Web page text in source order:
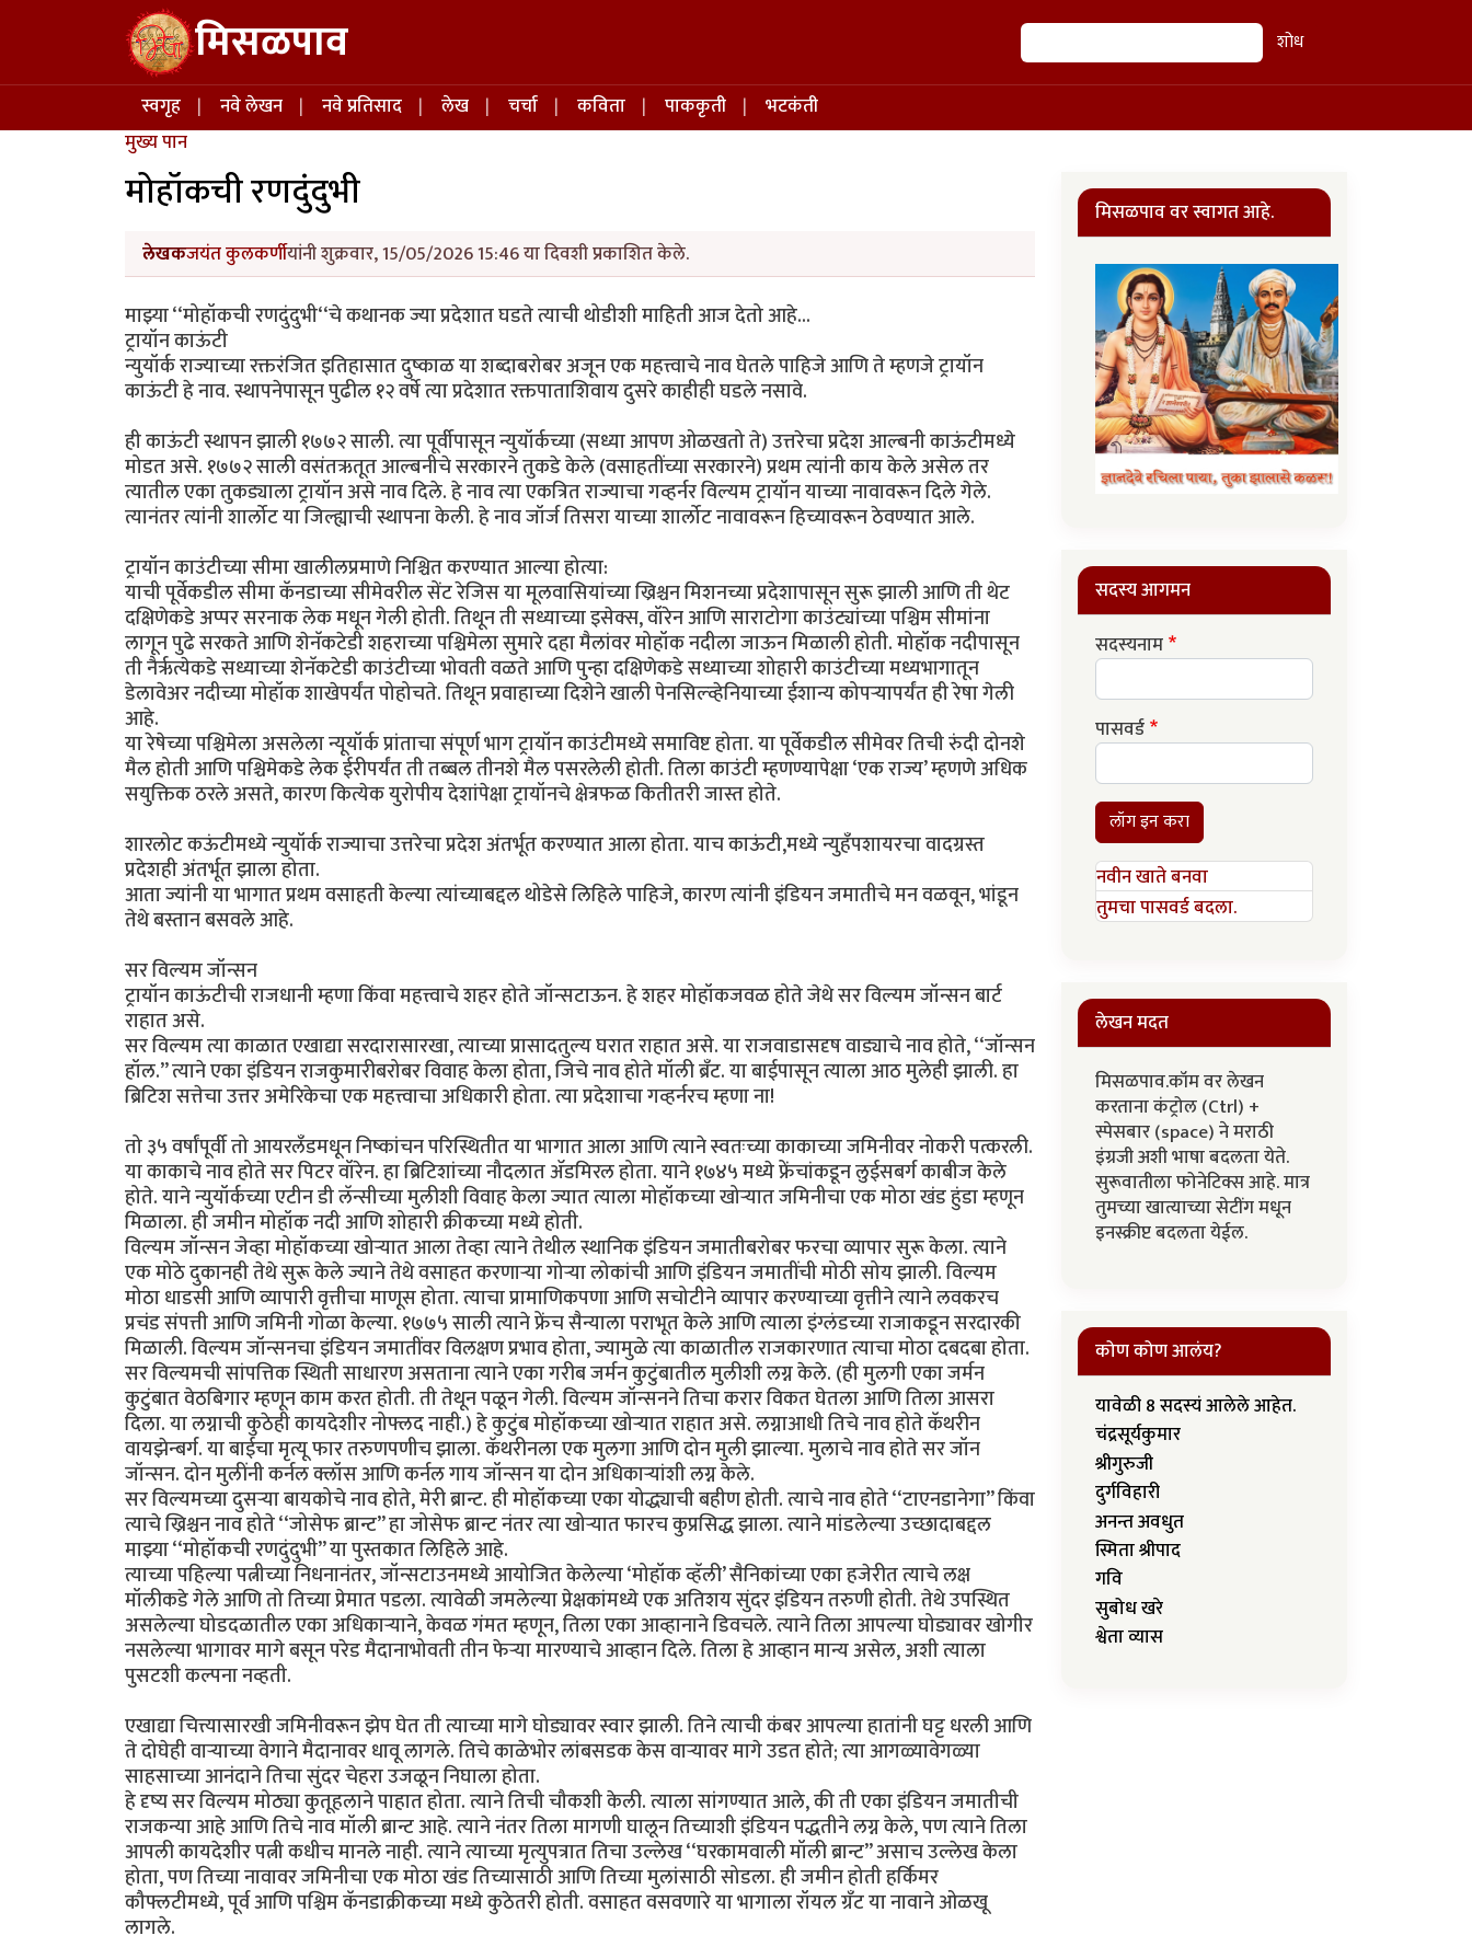
Skip to main content मिसळपाव शोध शोध
Main navigation
स्वगृह नवे लेखन नवे प्रतिसाद लेख चर्चा कविता पाककृती
भटकंती
मुख्य पान
मोहॉकची रणदुंदुभी
लेखकजयंत कुलकर्णीयांनी शुक्रवार, 15/05/2026 15:46 या दिवशी प्रकाशित केले.
माझ्या ‘‘मोहॉकची रणदुंदुभी‘‘चे कथानक ज्या प्रदेशात घडते त्याची थोडीशी माहिती आज देतो आहे...
ट्रायॉन काऊंटी
न्युयॉर्क राज्याच्या रक्तरंजित इतिहासात दुष्काळ या शब्दाबरोबर अजून एक महत्त्वाचे नाव घेतले पाहिजे आणि ते म्हणजे ट्रायॉन
काऊंटी हे नाव. स्थापनेपासून पुढील १२ वर्षे त्या प्रदेशात रक्तपाताशिवाय दुसरे काहीही घडले नसावे.
ही काऊंटी स्थापन झाली १७७२ साली. त्या पूर्वीपासून न्युयॉर्कच्या (सध्या आपण ओळखतो ते) उत्तरेचा प्रदेश आल्बनी काऊंटीमध्ये
मोडत असे. १७७२ साली वसंतऋतूत आल्बनीचे सरकारने तुकडे केले (वसाहतींच्या सरकारने) प्रथम त्यांनी काय केले असेल तर
त्यातील एका तुकड्याला ट्रायॉन असे नाव दिले. हे नाव त्या एकत्रित राज्याचा गव्हर्नर विल्यम ट्रायॉन याच्या नावावरून दिले गेले.
त्यानंतर त्यांनी शार्लोट या जिल्ह्याची स्थापना केली. हे नाव जॉर्ज तिसरा याच्या शार्लोट नावावरून हिच्यावरून ठेवण्यात आले.
ट्रायॉन काउंटीच्या सीमा खालीलप्रमाणे निश्चित करण्यात आल्या होत्या:
याची पूर्वेकडील सीमा कॅनडाच्या सीमेवरील सेंट रेजिस या मूलवासियांच्या ख्रिश्चन मिशनच्या प्रदेशापासून सुरू झाली आणि ती थेट
दक्षिणेकडे अप्पर सरनाक लेक मधून गेली होती. तिथून ती सध्याच्या इसेक्स, वॉरेन आणि साराटोगा काउंट्यांच्या पश्चिम सीमांना
लागून पुढे सरकते आणि शेनॅकटेडी शहराच्या पश्चिमेला सुमारे दहा मैलांवर मोहॉक नदीला जाऊन मिळाली होती. मोहॉक नदीपासून
ती नैर्ऋत्येकडे सध्याच्या शेनॅकटेडी काउंटीच्या भोवती वळते आणि पुन्हा दक्षिणेकडे सध्याच्या शोहारी काउंटीच्या मध्यभागातून
डेलावेअर नदीच्या मोहॉक शाखेपर्यंत पोहोचते. तिथून प्रवाहाच्या दिशेने खाली पेनसिल्व्हेनियाच्या ईशान्य कोपऱ्यापर्यंत ही रेषा गेली
आहे.
या रेषेच्या पश्चिमेला असलेला न्यूयॉर्क प्रांताचा संपूर्ण भाग ट्रायॉन काउंटीमध्ये समाविष्ट होता. या पूर्वेकडील सीमेवर तिची रुंदी दोनशे
मैल होती आणि पश्चिमेकडे लेक ईरीपर्यंत ती तब्बल तीनशे मैल पसरलेली होती. तिला काउंटी म्हणण्यापेक्षा ‘एक राज्य’ म्हणणे अधिक
सयुक्तिक ठरले असते, कारण कित्येक युरोपीय देशांपेक्षा ट्रायॉनचे क्षेत्रफळ कितीतरी जास्त होते.
शारलोट कऊंटीमध्ये न्युयॉर्क राज्याचा उत्तरेचा प्रदेश अंतर्भूत करण्यात आला होता. याच काऊंटी,मध्ये न्युहँपशायरचा वादग्रस्त
प्रदेशही अंतर्भूत झाला होता.
आता ज्यांनी या भागात प्रथम वसाहती केल्या त्यांच्याबद्दल थोडेसे लिहिले पाहिजे, कारण त्यांनी इंडियन जमातीचे मन वळवून, भांडून
तेथे बस्तान बसवले आहे.
सर विल्यम जॉन्सन
ट्रायॉन काऊंटीची राजधानी म्हणा किंवा महत्त्वाचे शहर होते जॉन्सटाऊन. हे शहर मोहॉकजवळ होते जेथे सर विल्यम जॉन्सन बार्ट
राहात असे.
सर विल्यम त्या काळात एखाद्या सरदारासारखा, त्याच्या प्रासादतुल्य घरात राहात असे. या राजवाडासदृष वाड्याचे नाव होते, ‘‘जॉन्सन
हॉल.’’ त्याने एका इंडियन राजकुमारीबरोबर विवाह केला होता, जिचे नाव होते मॉली ब्रँट. या बाईपासून त्याला आठ मुलेही झाली. हा
ब्रिटिश सत्तेचा उत्तर अमेरिकेचा एक महत्त्वाचा अधिकारी होता. त्या प्रदेशाचा गव्हर्नरच म्हणा ना!
तो ३५ वर्षांपूर्वी तो आयरलँडमधून निष्कांचन परिस्थितीत या भागात आला आणि त्याने स्वतःच्या काकाच्या जमिनीवर नोकरी पत्करली.
या काकाचे नाव होते सर पिटर वॉरेन. हा ब्रिटिशांच्या नौदलात ॲडमिरल होता. याने १७४५ मध्ये फ्रेंचांकडून लुईसबर्ग काबीज केले
होते. याने न्युयॉर्कच्या एटीन डी लॅन्सीच्या मुलीशी विवाह केला ज्यात त्याला मोहॉकच्या खोऱ्यात जमिनीचा एक मोठा खंड हुंडा म्हणून
मिळाला. ही जमीन मोहॉक नदी आणि शोहारी क्रीकच्या मध्ये होती.
विल्यम जॉन्सन जेव्हा मोहॉकच्या खोऱ्यात आला तेव्हा त्याने तेथील स्थानिक इंडियन जमातीबरोबर फरचा व्यापार सुरू केला. त्याने
एक मोठे दुकानही तेथे सुरू केले ज्याने तेथे वसाहत करणाऱ्या गोऱ्या लोकांची आणि इंडियन जमातींची मोठी सोय झाली. विल्यम
मोठा धाडसी आणि व्यापारी वृत्तीचा माणूस होता. त्याचा प्रामाणिकपणा आणि सचोटीने व्यापार करण्याच्या वृत्तीने त्याने लवकरच
प्रचंड संपत्ती आणि जमिनी गोळा केल्या. १७७५ साली त्याने फ्रेंच सैन्याला पराभूत केले आणि त्याला इंग्लंडच्या राजाकडून सरदारकी
मिळाली. विल्यम जॉन्सनचा इंडियन जमातींवर विलक्षण प्रभाव होता, ज्यामुळे त्या काळातील राजकारणात त्याचा मोठा दबदबा होता.
सर विल्यमची सांपत्तिक स्थिती साधारण असताना त्याने एका गरीब जर्मन कुटुंबातील मुलीशी लग्न केले. (ही मुलगी एका जर्मन
कुटुंबात वेठबिगार म्हणून काम करत होती. ती तेथून पळून गेली. विल्यम जॉन्सनने तिचा करार विकत घेतला आणि तिला आसरा
दिला. या लग्नाची कुठेही कायदेशीर नोफ्लद नाही.) हे कुटुंब मोहॉकच्या खोऱ्यात राहात असे. लग्नाआधी तिचे नाव होते कॅथरीन
वायझेन्बर्ग. या बाईचा मृत्यू फार तरुणपणीच झाला. कॅथरीनला एक मुलगा आणि दोन मुली झाल्या. मुलाचे नाव होते सर जॉन
जॉन्सन. दोन मुलींनी कर्नल क्लॉस आणि कर्नल गाय जॉन्सन या दोन अधिकाऱ्यांशी लग्न केले.
सर विल्यमच्या दुसऱ्या बायकोचे नाव होते, मेरी ब्रान्ट. ही मोहॉकच्या एका योद्ध्याची बहीण होती. त्याचे नाव होते ‘‘टाएनडानेगा’’ किंवा
त्याचे ख्रिश्चन नाव होते ‘‘जोसेफ ब्रान्ट’’ हा जोसेफ ब्रान्ट नंतर त्या खोऱ्यात फारच कुप्रसिद्ध झाला. त्याने मांडलेल्या उच्छादाबद्दल
माझ्या ‘‘मोहॉकची रणदुंदुभी’’ या पुस्तकात लिहिले आहे.
त्याच्या पहिल्या पत्नीच्या निधनानंतर, जॉन्सटाउनमध्ये आयोजित केलेल्या ‘मोहॉक व्हॅली’ सैनिकांच्या एका हजेरीत त्याचे लक्ष
मॉलीकडे गेले आणि तो तिच्या प्रेमात पडला. त्यावेळी जमलेल्या प्रेक्षकांमध्ये एक अतिशय सुंदर इंडियन तरुणी होती. तेथे उपस्थित
असलेल्या घोडदळातील एका अधिकाऱ्याने, केवळ गंमत म्हणून, तिला एका आव्हानाने डिवचले. त्याने तिला आपल्या घोड्यावर खोगीर
नसलेल्या भागावर मागे बसून परेड मैदानाभोवती तीन फेऱ्या मारण्याचे आव्हान दिले. तिला हे आव्हान मान्य असेल, अशी त्याला
पुसटशी कल्पना नव्हती.
एखाद्या चित्त्यासारखी जमिनीवरून झेप घेत ती त्याच्या मागे घोड्यावर स्वार झाली. तिने त्याची कंबर आपल्या हातांनी घट्ट धरली आणि
ते दोघेही वाऱ्याच्या वेगाने मैदानावर धावू लागले. तिचे काळेभोर लांबसडक केस वाऱ्यावर मागे उडत होते; त्या आगळ्यावेगळ्या
साहसाच्या आनंदाने तिचा सुंदर चेहरा उजळून निघाला होता.
हे दृष्य सर विल्यम मोठ्या कुतूहलाने पाहात होता. त्याने तिची चौकशी केली. त्याला सांगण्यात आले, की ती एका इंडियन जमातीची
राजकन्या आहे आणि तिचे नाव मॉली ब्रान्ट आहे. त्याने नंतर तिला मागणी घालून तिच्याशी इंडियन पद्धतीने लग्न केले, पण त्याने तिला
आपली कायदेशीर पत्नी कधीच मानले नाही. त्याने त्याच्या मृत्युपत्रात तिचा उल्लेख ‘‘घरकामवाली मॉली ब्रान्ट’’ असाच उल्लेख केला
होता, पण तिच्या नावावर जमिनीचा एक मोठा खंड तिच्यासाठी आणि तिच्या मुलांसाठी सोडला. ही जमीन होती हर्किमर
कौफ्लटीमध्ये, पूर्व आणि पश्चिम कॅनडाक्रीकच्या मध्ये कुठेतरी होती. वसाहत वसवणारे या भागाला रॉयल ग्रँट या नावाने ओळखू
लागले.
मिसळपाव वर स्वागत आहे.
सदस्य आगमन
सदस्यनाम
पासवर्ड
लॉग इन करा
नवीन खाते बनवा
तुमचा पासवर्ड बदला.
लेखन मदत
मिसळपाव.कॉम वर लेखन
करताना कंट्रोल (Ctrl) +
स्पेसबार (space) ने मराठी
इंग्रजी अशी भाषा बदलता येते.
सुरूवातीला फोनेटिक्स आहे. मात्र
तुमच्या खात्याच्या सेटींग मधून
इनस्क्रीप्ट बदलता येईल.
कोण कोण आलंय?
यावेळी 8 सदस्यं आलेले आहेत.
चंद्रसूर्यकुमार
श्रीगुरुजी
दुर्गविहारी
अनन्त अवधुत
स्मिता श्रीपाद
गवि
सुबोध खरे
श्वेता व्यास